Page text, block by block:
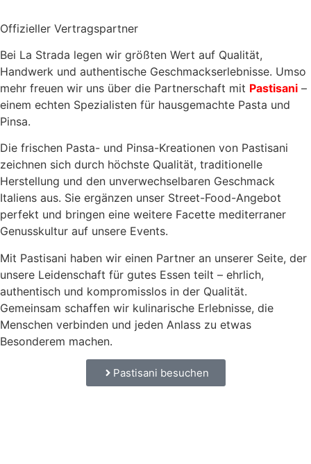
Offizieller Vertragspartner
Bei La Strada legen wir größten Wert auf Qualität,
Handwerk und authentische Geschmackserlebnisse. Umso
mehr freuen wir uns über die Partnerschaft mit Pastisani –
einem echten Spezialisten für hausgemachte Pasta und
Pinsa.
Die frischen Pasta- und Pinsa-Kreationen von Pastisani
zeichnen sich durch höchste Qualität, traditionelle
Herstellung und den unverwechselbaren Geschmack
Italiens aus. Sie ergänzen unser Street-Food-Angebot
perfekt und bringen eine weitere Facette mediterraner
Genusskultur auf unsere Events.
Mit Pastisani haben wir einen Partner an unserer Seite, der
unsere Leidenschaft für gutes Essen teilt – ehrlich,
authentisch und kompromisslos in der Qualität.
Gemeinsam schaffen wir kulinarische Erlebnisse, die
Menschen verbinden und jeden Anlass zu etwas
Besonderem machen.
Pastisani besuchen